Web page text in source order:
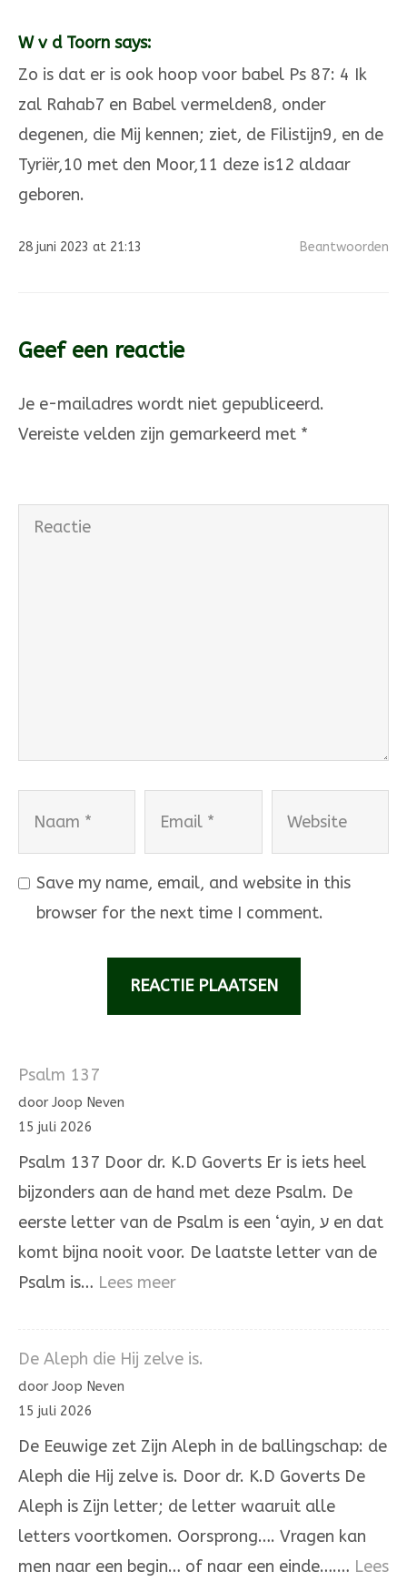
W v d Toorn says:
Zo is dat er is ook hoop voor babel Ps 87: 4 Ik
zal Rahab7 en Babel vermelden8, onder
degenen, die Mij kennen; ziet, de Filistijn9, en de
Tyriër,10 met den Moor,11 deze is12 aldaar
geboren.
28 juni 2023 at 21:13 Beantwoorden
Berichten
Geef een reactie
Je e-mailadres wordt niet gepubliceerd.
Vereiste velden zijn gemarkeerd met *
Reactie
Save my name, email, and website in this
browser for the next time I comment.
Psalm 137
door Joop Neven
15 juli 2026
Psalm 137 Door dr. K.D Goverts Er is iets heel
bijzonders aan de hand met deze Psalm. De
eerste letter van de Psalm is een ‘ayin, ע en dat
komt bijna nooit voor. De laatste letter van de
Psalm is… Lees meer:
De Aleph die Hij zelve is.
door Joop Neven
15 juli 2026
De Eeuwige zet Zijn Aleph in de ballingschap: de
Aleph die Hij zelve is. Door dr. K.D Goverts De
Aleph is Zijn letter; de letter waaruit alle
letters voortkomen. Oorsprong…. Vragen kan
men naar een begin… of naar een einde….… Lees